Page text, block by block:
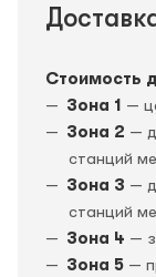
Стоимость
Зона 1 —
Зона 2 —
станций
Зона 3 —
станций
Зона 4 —
Зона 5 —